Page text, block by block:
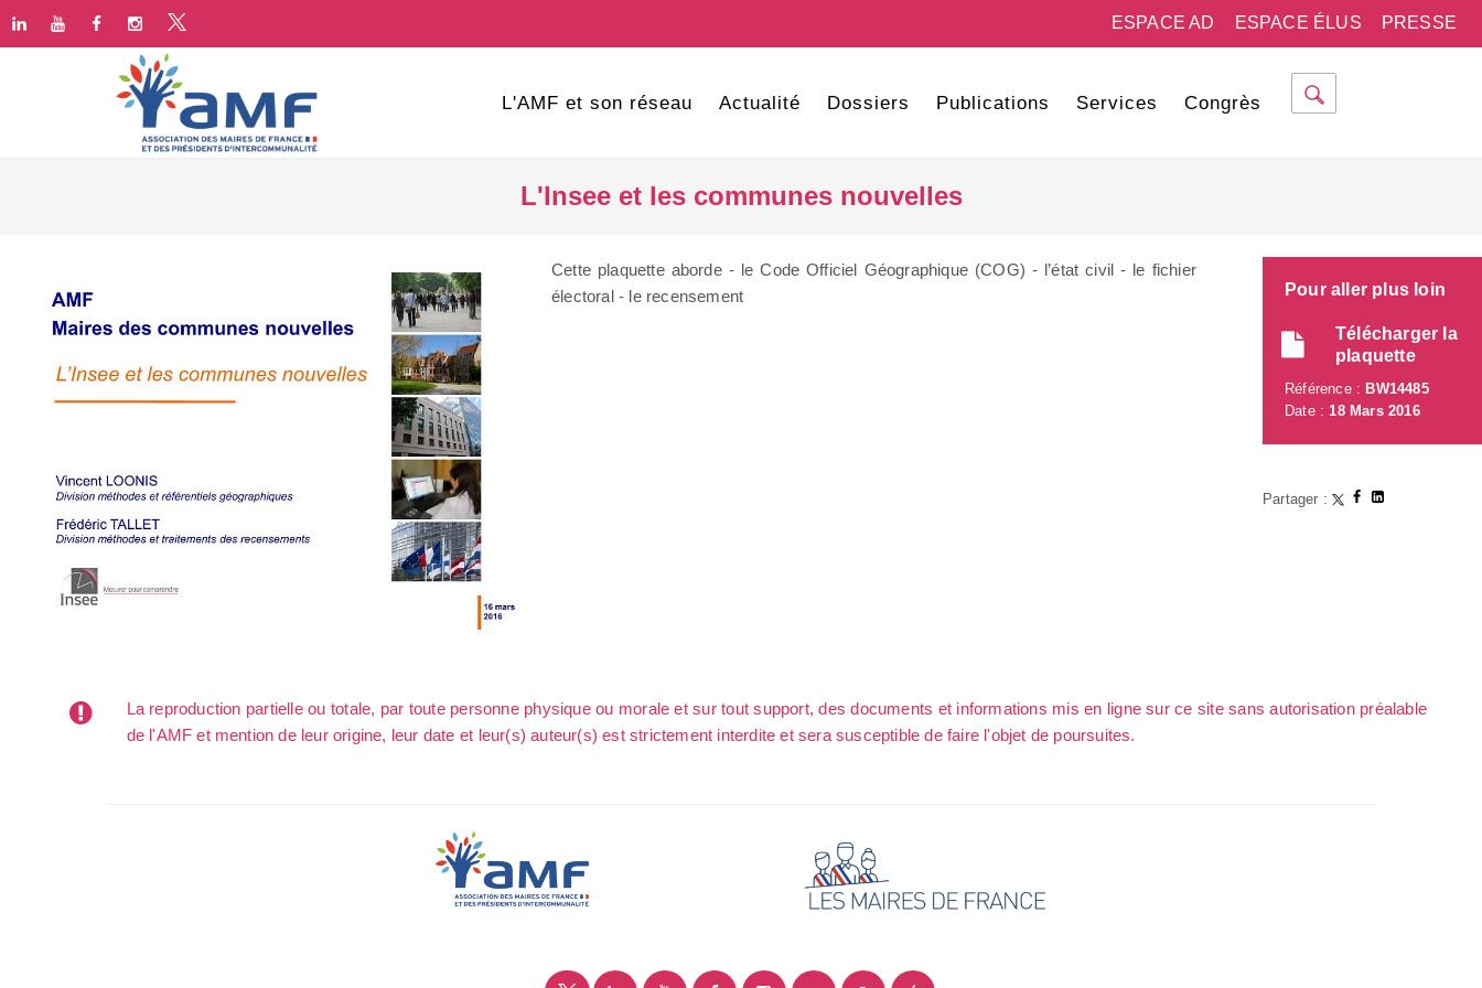
PRESSE
ESPACE ÉLUS
ESPACE AD
L'AMF et son réseau Actualité Dossiers Publications Services Congrès
L'Insee et les communes nouvelles
Cette plaquette aborde - le Code Officiel Géographique (COG) - l’état civil - le fichier
électoral - le recensement
Pour aller plus loin
Télécharger la
plaquette
Référence : BW14485
Date :18 Mars 2016
Partager :
La reproduction partielle ou totale, par toute personne physique ou morale et sur tout support, des documents et informations mis en ligne sur ce site sans autorisation préalable
de l'AMF et mention de leur origine, leur date et leur(s) auteur(s) est strictement interdite et sera susceptible de faire l'objet de poursuites.